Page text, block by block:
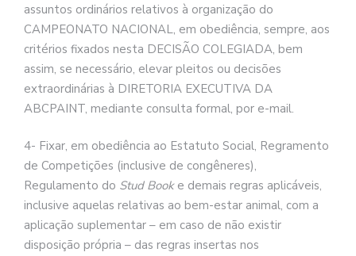
assuntos ordinários relativos à organização do
CAMPEONATO NACIONAL, em obediência, sempre, aos
critérios fixados nesta DECISÃO COLEGIADA, bem
assim, se necessário, elevar pleitos ou decisões
extraordinárias à DIRETORIA EXECUTIVA DA
ABCPAINT, mediante consulta formal, por e-mail.
4- Fixar, em obediência ao Estatuto Social, Regramento
de Competições (inclusive de congêneres),
Regulamento do Stud Booke demais regras aplicáveis,
inclusive aquelas relativas ao bem-estar animal, com a
aplicação suplementar – em caso de não existir
disposição própria – das regras insertas nos